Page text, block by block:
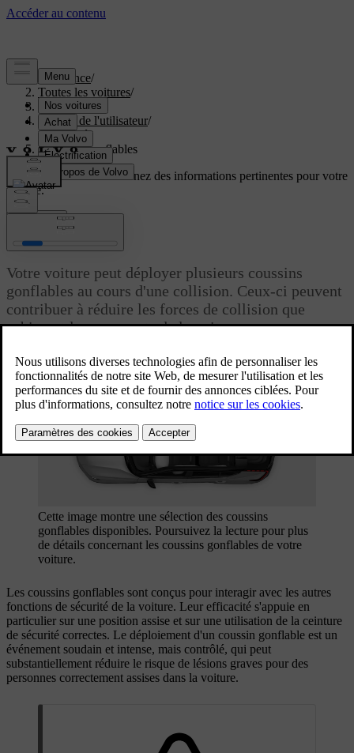
Assistance/
Toutes les voitures/
EC40 2027/
Manuel de l'utilisateur/
Sécurité/
Coussins gonflables
Soutien personnaliséObtenez des informations pertinentes pour votre
voiture.
Connexion
Mis à jour 29/04/2025
Coussins gonflables
Votre voiture peut déployer plusieurs coussins
gonflables au cours d'une collision. Ceux-ci peuvent
contribuer à réduire les forces de collision que
subissent les occupants de la voiture.
Cette image montre une sélection des coussins
gonflables disponibles. Poursuivez la lecture pour plus
de détails concernant les coussins gonflables de votre
voiture.
Les coussins gonflables sont conçus pour interagir avec les autres
fonctions de sécurité de la voiture. Leur efficacité s'appuie en
particulier sur une position assise et sur une utilisation de la ceinture
de sécurité correctes. Le déploiement d'un coussin gonflable est un
événement soudain et intense, mais contrôlé, qui peut
substantiellement réduire le risque de lésions graves pour des
personnes correctement assises dans la voiture.